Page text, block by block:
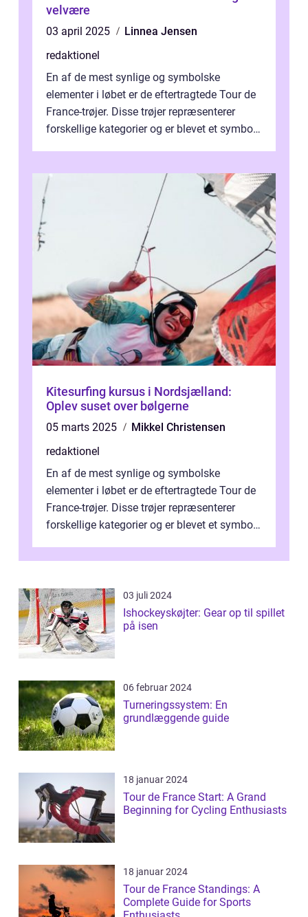
velvære
03 april 2025
Linnea Jensen
redaktionel
En af de mest synlige og symbolske
elementer i løbet er de eftertragtede Tour de
France-trøjer. Disse trøjer repræsenterer
forskellige kategorier og er blevet et symbol
Kitesurfing kursus i Nordsjælland:
Oplev suset over bølgerne
05 marts 2025
Mikkel Christensen
redaktionel
En af de mest synlige og symbolske
elementer i løbet er de eftertragtede Tour de
France-trøjer. Disse trøjer repræsenterer
forskellige kategorier og er blevet et symbol
03 juli 2024
Ishockeyskøjter: Gear op til spillet
på isen
06 februar 2024
Turneringssystem: En
grundlæggende guide
18 januar 2024
Tour de France Start: A Grand
Beginning for Cycling Enthusiasts
18 januar 2024
Tour de France Standings: A
Complete Guide for Sports